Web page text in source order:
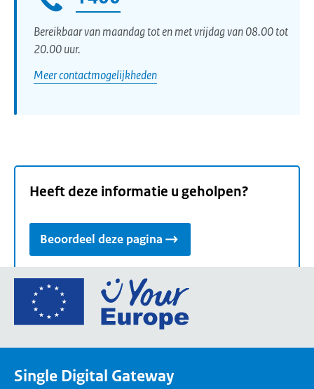
Bereikbaar van maandag tot en met vrijdag van 08.00 tot
20.00 uur.
Meer contactmogelijkheden
Heeft deze informatie u geholpen?
Beoordeel deze pagina
Ga
de
Single Digital Gateway